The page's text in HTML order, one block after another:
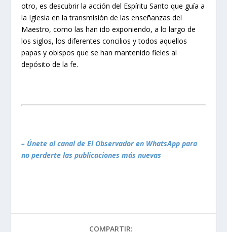
otro, es descubrir la acción del Espíritu Santo que guía a
la Iglesia en la transmisión de las enseñanzas del
Maestro, como las han ido exponiendo, a lo largo de
los siglos, los diferentes concilios y todos aquellos
papas y obispos que se han mantenido fieles al
depósito de la fe.
– Únete al canal de El Observador en WhatsApp para
no perderte las publicaciones más nuevas
COMPARTIR: